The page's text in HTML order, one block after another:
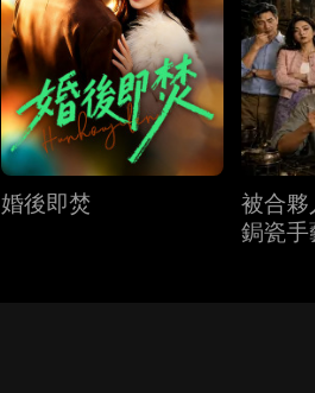
婚後即焚
被合夥
鋦瓷手